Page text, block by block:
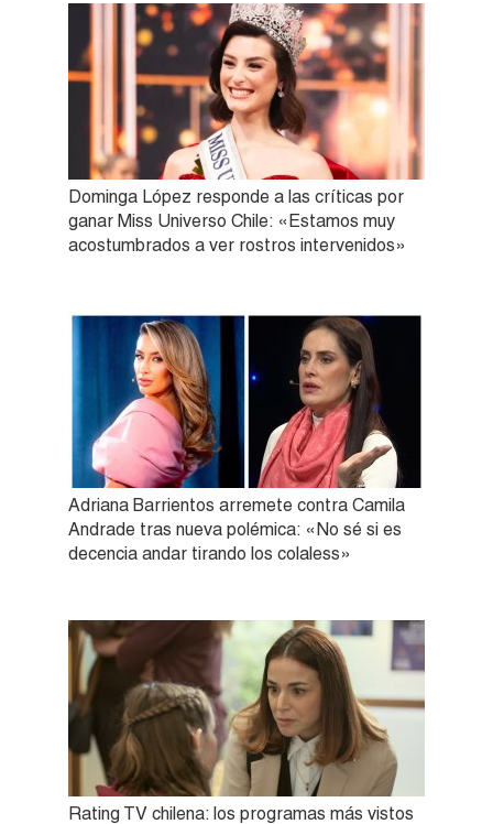
Dominga López responde a las críticas por
ganar Miss Universo Chile: «Estamos muy
acostumbrados a ver rostros intervenidos»
Adriana Barrientos arremete contra Camila
Andrade tras nueva polémica: «No sé si es
decencia andar tirando los colaless»
Rating TV chilena: los programas más vistos